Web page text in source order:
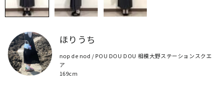
ほりうち
nop de nod / POU DOU DOU 相模大野ステーションスクエ
ア
169cm